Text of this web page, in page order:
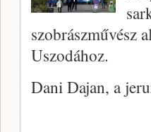
szobrászművész
Uszodához.
Dani Dajan, a